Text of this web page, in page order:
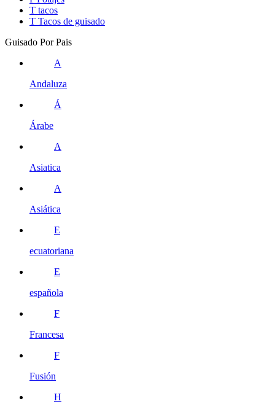
T tacos
T Tacos de guisado
Guisado Por Pais
A
Andaluza
Á
Árabe
A
Asiatica
A
Asiática
E
ecuatoriana
E
española
F
Francesa
F
Fusión
H